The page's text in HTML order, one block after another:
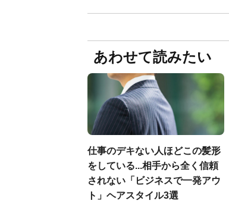
あわせて読みたい
仕事のデキない人ほどこの髪形
をしている...相手から全く信頼
されない「ビジネスで一発アウ
ト」ヘアスタイル3選